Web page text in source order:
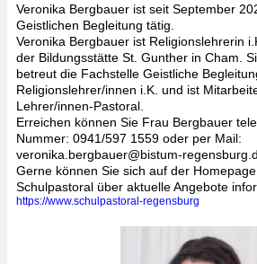
Veronika Bergbauer ist seit September
Geistlichen Begleitung tätig.
Veronika Bergbauer ist Religionslehrerin
der Bildungsstätte St. Gunther in Cham.
betreut die Fachstelle Geistliche
Religionslehrer/innen i.K. und ist
Lehrer/innen-Pastoral.
Erreichen können Sie Frau Bergbauer
Nummer: 0941/597 1559 oder per Mail:
veronika.bergbauer@bistum-
Gerne können Sie sich auf der
Schulpastoral über aktuelle Angebote
https://www.schulpastoral-regensburg